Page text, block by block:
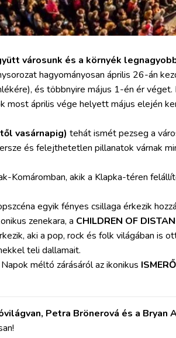
városunk és a környék
hagyományosan április 26-án
és többnyire május 1-én ér
most április vége helyett május elején
vasárnapig) tehát ismét pezseg a
és felejthetetlen pillanatok várnak
Komáromban, akik a Klapka-téren
egyik fényes csillaga érkezik
zenekara, a CHILDREN OF
aki a pop, rock és folk világában is
teli dallamait.
méltó zárásáról az ikonikus
Petra Brönerová és a Bryan